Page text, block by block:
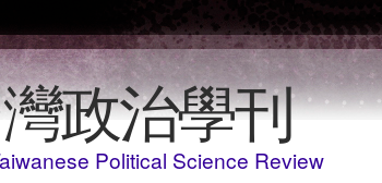
移至主內容
政治學刊
Political Science Review